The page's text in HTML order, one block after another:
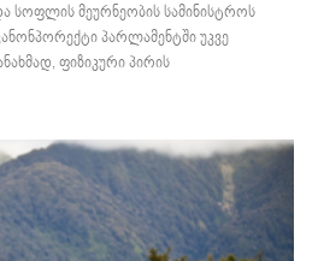
სოფლის მეურნეობის სამინისტროს
პარლამენტში უკვე
ფიზიკური პირის